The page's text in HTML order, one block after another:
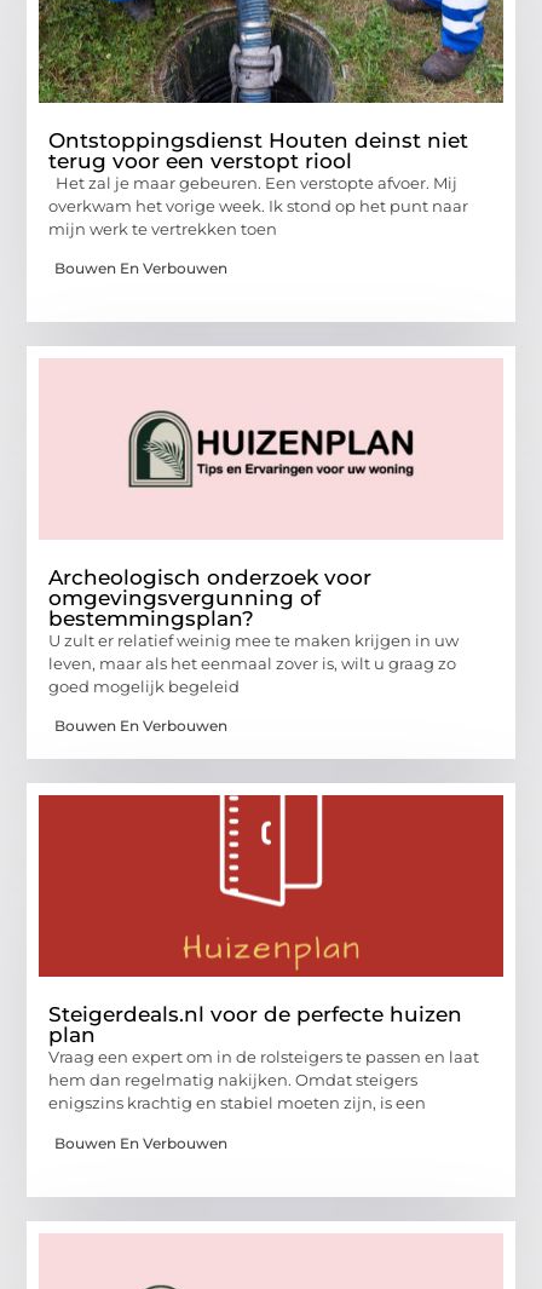
Ontstoppingsdienst Houten deinst niet
terug voor een verstopt riool
Het zal je maar gebeuren. Een verstopte afvoer. Mij
overkwam het vorige week. Ik stond op het punt naar
mijn werk te vertrekken toen
Bouwen En Verbouwen
Archeologisch onderzoek voor
omgevingsvergunning of
bestemmingsplan?
U zult er relatief weinig mee te maken krijgen in uw
leven, maar als het eenmaal zover is, wilt u graag zo
goed mogelijk begeleid
Bouwen En Verbouwen
Steigerdeals.nl voor de perfecte huizen
plan
Vraag een expert om in de rolsteigers te passen en laat
hem dan regelmatig nakijken. Omdat steigers
enigszins krachtig en stabiel moeten zijn, is een
Bouwen En Verbouwen